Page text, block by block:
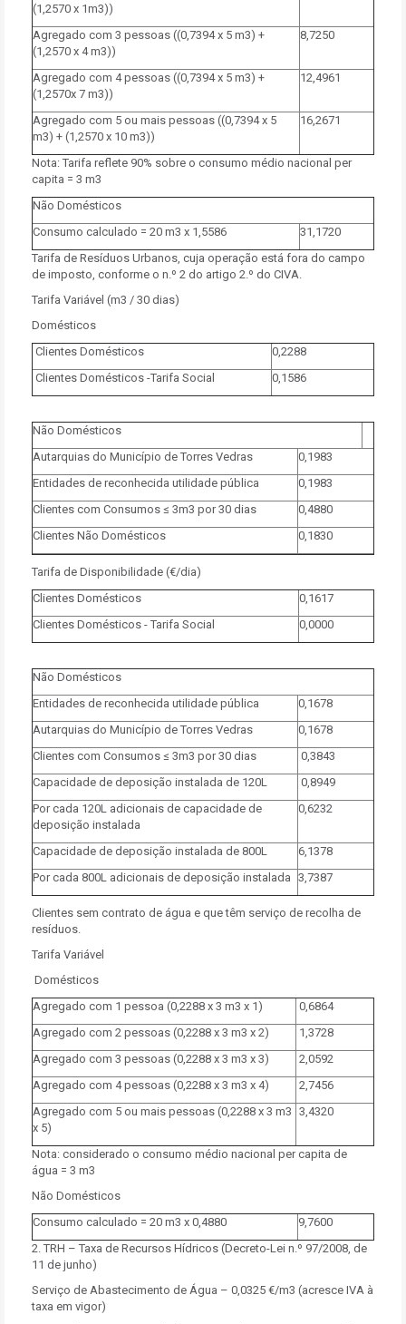
(1,2570 x 1m3))
Agregado com 3 pessoas ((0,7394 x 5 m3) +
(1,2570 x 4 m3))
8,7250
Agregado com 4 pessoas ((0,7394 x 5 m3) +
(1,2570x 7 m3))
12,4961
Agregado com 5 ou mais pessoas ((0,7394 x 5
m3) + (1,2570 x 10 m3))
16,2671
Nota: Tarifa reflete 90% sobre o consumo médio nacional per
capita = 3 m3
Não Domésticos
Consumo calculado = 20 m3 x 1,5586
31,1720
Tarifa de Resíduos Urbanos, cuja operação está fora do campo
de imposto, conforme o n.º 2 do artigo 2.º do CIVA.
Tarifa Variável (m3 / 30 dias)
Domésticos
Clientes Domésticos
0,2288
Clientes Domésticos -Tarifa Social
0,1586
Não Domésticos
Autarquias do Município de Torres Vedras
0,1983
Entidades de reconhecida utilidade pública
0,1983
Clientes com Consumos ≤ 3m3 por 30 dias
0,4880
Clientes Não Domésticos
0,1830
Tarifa de Disponibilidade (€/dia)
Clientes Domésticos
0,1617
Clientes Domésticos - Tarifa Social
0,0000
Não Domésticos
Entidades de reconhecida utilidade pública
0,1678
Autarquias do Município de Torres Vedras
0,1678
Clientes com Consumos ≤ 3m3 por 30 dias
0,3843
Capacidade de deposição instalada de 120L
0,8949
Por cada 120L adicionais de capacidade de
deposição instalada
0,6232
Capacidade de deposição instalada de 800L
6,1378
Por cada 800L adicionais de deposição instalada 3,7387
Clientes sem contrato de água e que têm serviço de recolha de
resíduos.
Tarifa Variável
Domésticos
Agregado com 1 pessoa (0,2288 x 3 m3 x 1)
0,6864
Agregado com 2 pessoas (0,2288 x 3 m3 x 2)
1,3728
Agregado com 3 pessoas (0,2288 x 3 m3 x 3)
2,0592
Agregado com 4 pessoas (0,2288 x 3 m3 x 4)
2,7456
Agregado com 5 ou mais pessoas (0,2288 x 3 m3
x 5)
3,4320
Nota: considerado o consumo médio nacional per capita de
água = 3 m3
Não Domésticos
Consumo calculado = 20 m3 x 0,4880
9,7600
2. TRH – Taxa de Recursos Hídricos (Decreto-Lei n.º 97/2008, de
11 de junho)
Serviço de Abastecimento de Água – 0,0325 €/m3 (acresce IVA à
taxa em vigor)